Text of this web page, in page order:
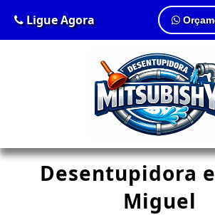
Ligue Agora
Desentupidora
Miguel